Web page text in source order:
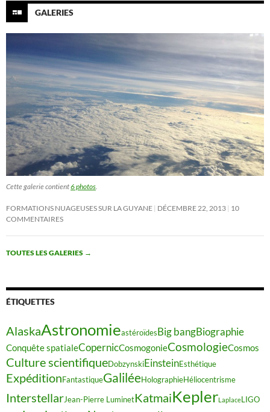
GALERIES
Cette galerie contient6 photos
FORMATIONS NUAGEUSES SUR LA GUYANE DÉCEMBRE 22, 2013 10
COMMENTAIRES
TOUTES LES GALERIES →
ÉTIQUETTES
AlaskaAstronomieastéroïdesBig bangBiographie
Conquête spatialeCopernicCosmogonieCosmologieCosmos
Culture scientifiqueDobzynskiEinsteinEsthétique
ExpéditionFantastiqueGaliléeHolographieHéliocentrisme
InterstellarJean-Pierre LuminetKatmaiKeplerLaplaceLIGO